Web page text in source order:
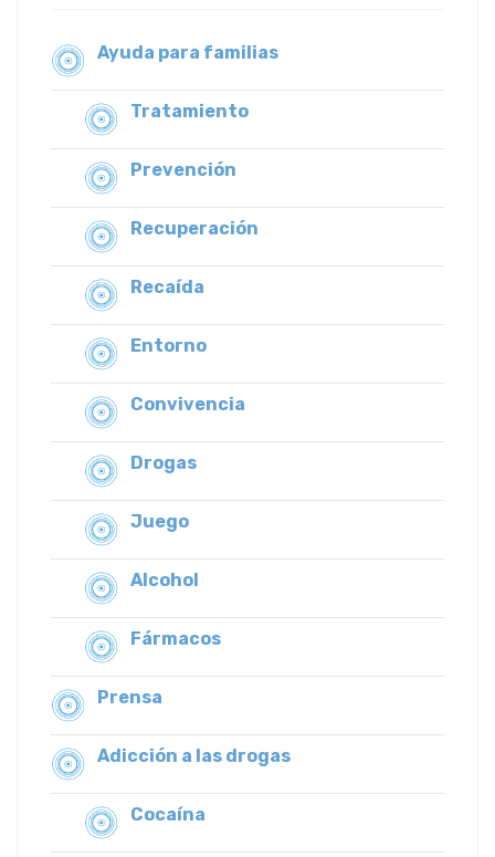
Ayuda para familias
Tratamiento
Prevención
Recuperación
Recaída
Entorno
Convivencia
Drogas
Juego
Alcohol
Fármacos
Prensa
Adicción a las drogas
Cocaína